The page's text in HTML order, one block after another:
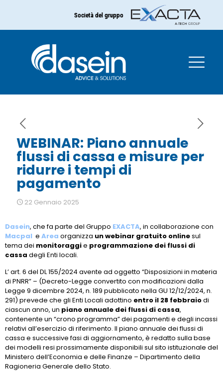
Società del gruppo
WEBINAR: Piano annuale
flussi di cassa e misure
per ridurre i tempi di
pagamento
WEBINAR: Piano annuale
flussi di cassa e misure per
ridurre i tempi di
pagamento
22 Gennaio 2025
Dasein, che fa parte del Gruppo EXACTA, in collaborazione con
Macpal e Area organizza un webinar gratuito onlinesul
tema dei monitoraggie programmazione dei flussi di
cassa degli Enti locali.
L’ art. 6 del DL 155/2024 avente ad oggetto “Disposizioni in materia
di PNRR” – (Decreto-Legge convertito con modificazioni dalla
Legge 9 dicembre 2024, n. 189 pubblicato nella GU 12/12/2024, n.
291) prevede che gli Enti Locali adottino entro il 28 febbraiodi
ciascun anno, un piano annuale dei flussi di cassa,
contenente un “crono programma” dei pagamenti e degli incassi
relativi all’esercizio di riferimento. Il piano annuale dei flussi di
cassa e successive fasi di aggiornamento, è redatto sulla base
dei modelli resi prossimamente disponibili sul sito istituzionale del
Ministero dell’Economia e delle Finanze – Dipartimento della
Ragioneria Generale dello Stato.